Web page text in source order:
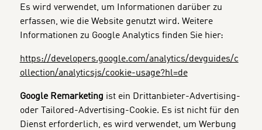
Es wird verwendet, um Informationen darüber zu
erfassen, wie die Website genutzt wird. Weitere
Informationen zu Google Analytics finden Sie hier:
https://developers.google.com/analytics/devguides/c
ollection/analyticsjs/cookie-usage?hl=de
Google Remarketing ist ein Drittanbieter-Advertising-
oder Tailored-Advertising-Cookie. Es ist nicht für den
Dienst erforderlich, es wird verwendet, um Werbung